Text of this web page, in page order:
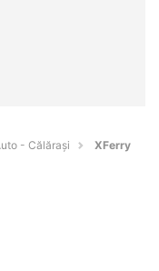
- Călăraşi
XFerry